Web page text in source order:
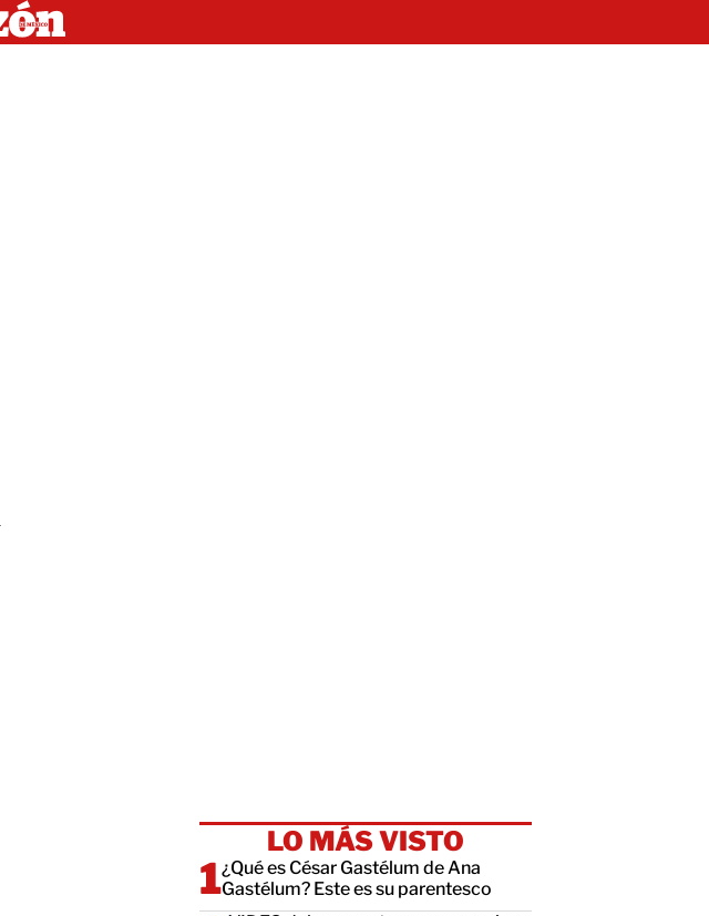
LO MÁS VISTO
¿Qué es César Gastélum de Ana
Gastélum? Este es su parentesco